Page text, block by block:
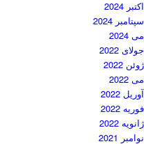
اکتبر 2024
سپتامبر 2024
می 2024
جولای 2022
ژوئن 2022
می 2022
آوریل 2022
فوریه 2022
ژانویه 2022
نوامبر 2021